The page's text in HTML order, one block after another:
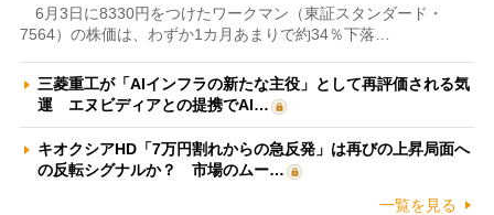
6月3日に8330円をつけたワークマン（東証スタンダード・
7564）の株価は、わずか1カ月あまりで約34％下落…
三菱重工が「AIインフラの新たな主役」として再評価される気
運 エヌビディアとの提携でAI…
キオクシアHD「7万円割れからの急反発」は再びの上昇局面へ
の反転シグナルか？ 市場のムー…
一覧を見る